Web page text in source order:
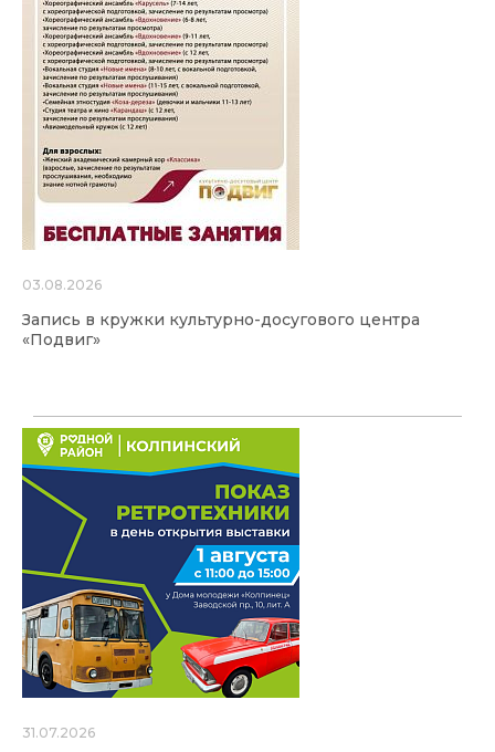
03.08.2026
Запись в кружки культурно-досугового центра
«Подвиг»
31.07.2026